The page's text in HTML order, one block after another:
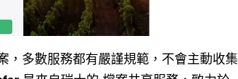
，多數服務都有嚴謹規範，不會主動收集